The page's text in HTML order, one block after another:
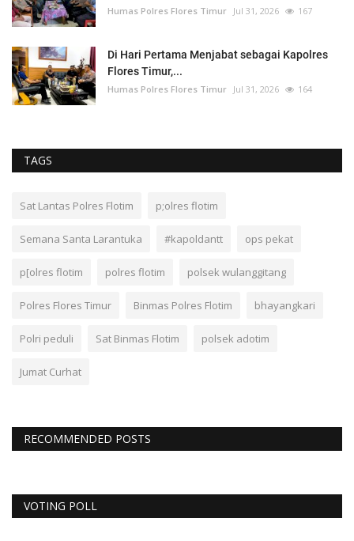
Humas Polres Flores Timur Jul 31, 2026 167
Di Hari Pertama Menjabat sebagai Kapolres
Flores Timur,...
Humas Polres Flores Timur Jul 31, 2026 164
TAGS
Sat Lantas Polres Flotim p;olres flotim
Semana Santa Larantuka #kapoldantt ops pekat
p[olres flotim polres flotim polsek wulanggitang
Polres Flores Timur Binmas Polres Flotim bhayangkari
Polri peduli Sat Binmas Flotim polsek adotim
Jumat Curhat
RECOMMENDED POSTS
VOTING POLL